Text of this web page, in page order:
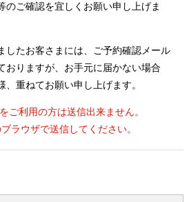
のご確認を宜しくお願い申し上げま
したお客さまには、ご予約確認メール
おりますが、お手元に届かない場合
重ねてお願い申し上げます。
ご利用の方は送信出来ません。
ラウザで送信してください。